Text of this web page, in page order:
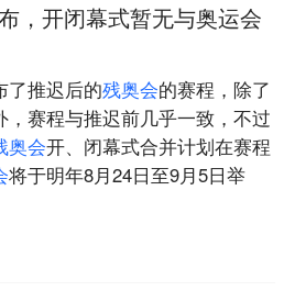
，开闭幕式暂无与奥运会
了推迟后的残奥会的赛程，除了
赛程与推迟前几乎一致，不过
奥会开、闭幕式合并计划在赛程
将于明年8月24日至9月5日举